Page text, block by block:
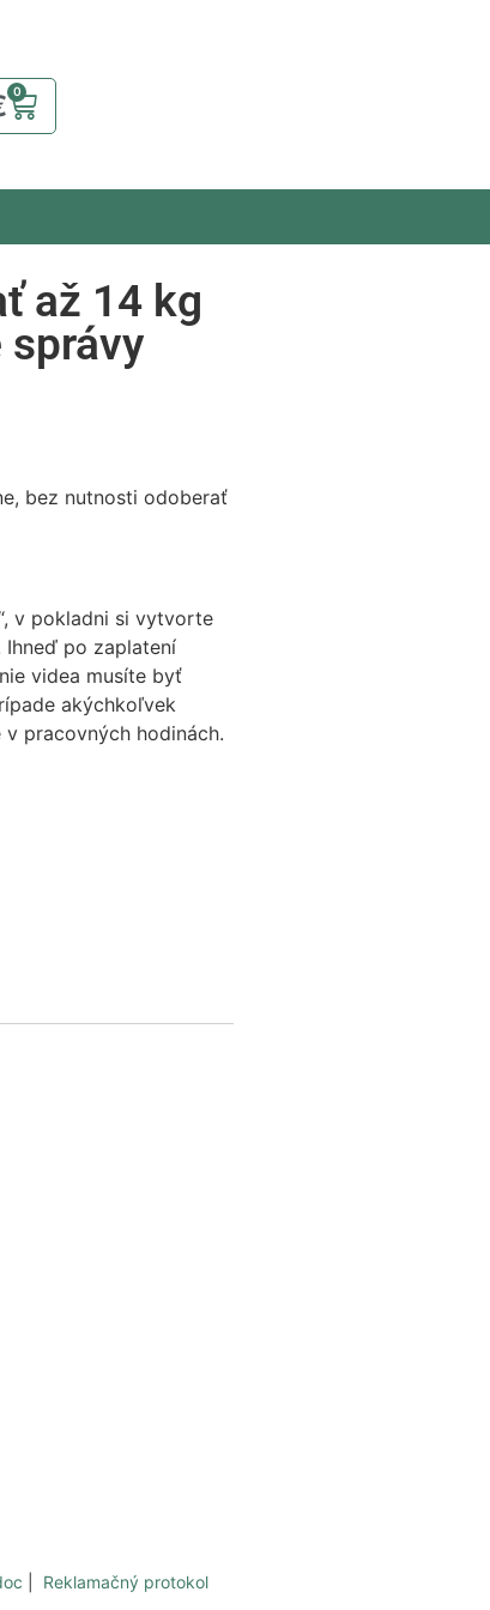
0
až 14 kg
správy
bez nutnosti odoberať
v pokladni si vytvorte
Ihneď po zaplatení
videa musíte byť
akýchkoľvek
pracovných hodinách.
Reklamačný protokol